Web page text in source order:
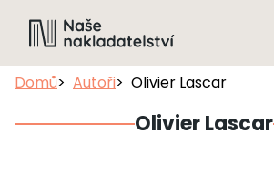
Domů Autoři Olivier Lascar
Olivier Lascar